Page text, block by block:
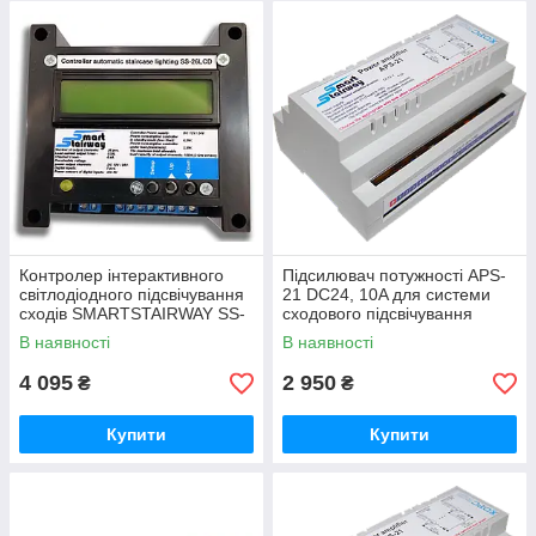
Контролер інтерактивного
світлодіодного підсвічування
сходів SMARTSTAIRWAY SS-
26 LCD
В наявності
4 095 ₴
Купити
Підсилювач потужності APS-
21 DС24, 10A для системи
сходового підсвічування
SMARTSTAIRWAY
В наявності
2 950 ₴
Купити